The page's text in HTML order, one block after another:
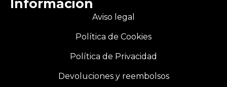
Información
Aviso legal
Política de Cookies
Política de Privacidad
Devoluciones y reembolsos